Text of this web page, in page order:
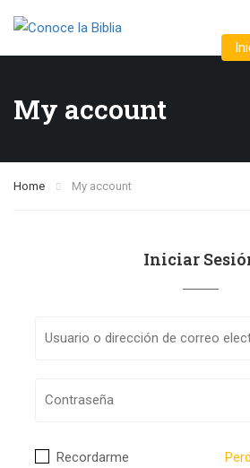
My account
Home My account
Iniciar
Recordarme